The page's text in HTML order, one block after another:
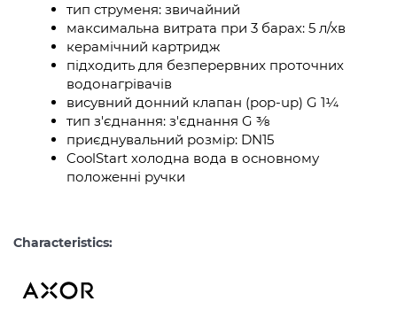
тип струменя: звичайний
максимальна витрата при 3 барах: 5 л/хв
керамічний картридж
підходить для безперервних проточних
водонагрівачів
висувний донний клапан (pop-up) G 1¼
тип з'єднання: з'єднання G ⅜
приєднувальний розмір: DN15
CoolStart холодна вода в основному
положенні ручки
Characteristics: